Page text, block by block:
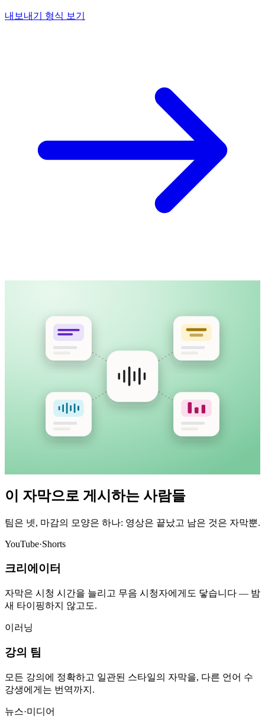
내보내기 형식 보기
이 자막으로 게시하는 사람들
팀은 넷, 마감의 모양은 하나: 영상은 끝났고 남은 것은 자막뿐.
YouTube·Shorts
크리에이터
자막은 시청 시간을 늘리고 무음 시청자에게도 닿습니다 — 밤
새 타이핑하지 않고도.
이러닝
강의 팀
모든 강의에 정확하고 일관된 스타일의 자막을, 다른 언어 수
강생에게는 번역까지.
뉴스·미디어